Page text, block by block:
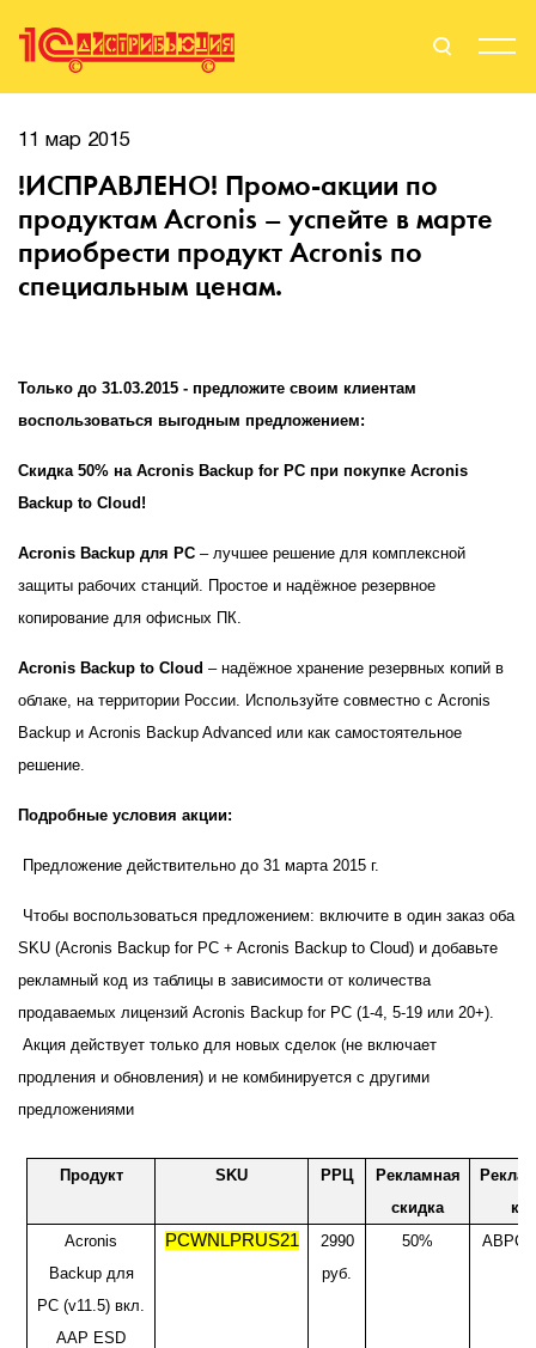
Поиск
Стать Партнером
Партнерам
События
1Cофт
11 мар 2015
!ИСПРАВЛЕНО! Промо-акции по
продуктам Acronis – успейте в марте
приобрести продукт Acronis по
специальным ценам.
Только до 31.03.2015 - предложите своим клиентам
воспользоваться выгодным предложением:
Скидка50% на Acronis Backup for PC при покупке Acronis
Backup to Cloud!
Acronis Backup для PC – лучшее решение для комплексной
защиты рабочих станций. Простое и надёжное резервное
копирование для офисных ПК.
Acronis Backup to Cloud – надёжное хранение резервных копий в
облаке, на территории России. Используйте совместно с Acronis
Backup и Acronis Backup Advanced или как самостоятельное
решение.
Подробные условия акции:
Предложение действительно до 31 марта 2015 г.
Чтобы воспользоваться предложением: включите в один заказ оба
SKU (Acronis Backup forPC + Acronis Backup to Cloud) и добавьте
рекламный код из таблицы в зависимости от количества
продаваемых лицензий Acronis Backup for PC (1-4, 5-19 или 20+).
Акция действует только для новых сделок (не включает
продления и обновления) и не комбинируется с другими
предложениями
Продукт SKU РРЦ
Рекламная
скидка
Acronis
Backup для
PC (v11.5) вкл.
AAP ESD
PCWNLPRUS21
2990
руб.
50%